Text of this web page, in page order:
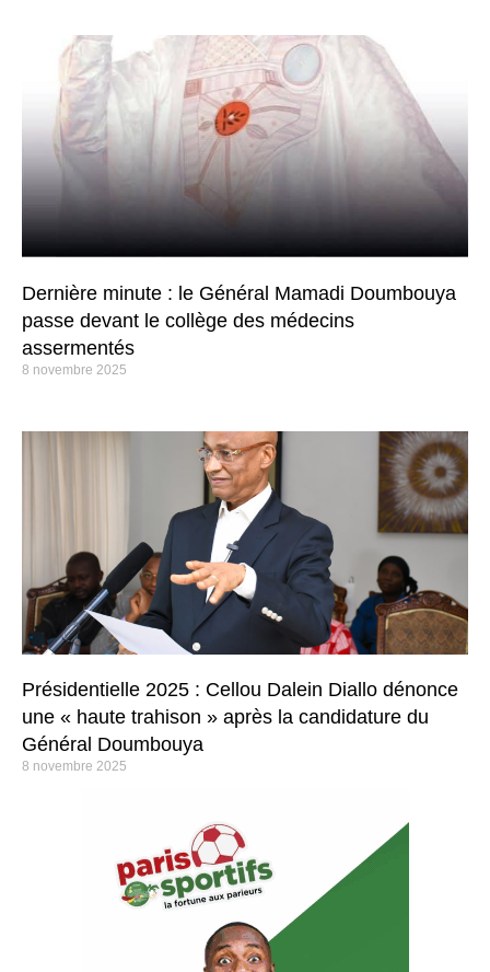
Dernière minute : le Général Mamadi Doumbouya
passe devant le collège des médecins
assermentés
8 novembre 2025
Présidentielle 2025 : Cellou Dalein Diallo dénonce
une « haute trahison » après la candidature du
Général Doumbouya
8 novembre 2025